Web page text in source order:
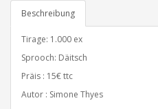
Beschreibung
Tirage: 1.000 ex
Sprooch: Däitsch
Präis : 15€ ttc
Autor : Simone Thyes